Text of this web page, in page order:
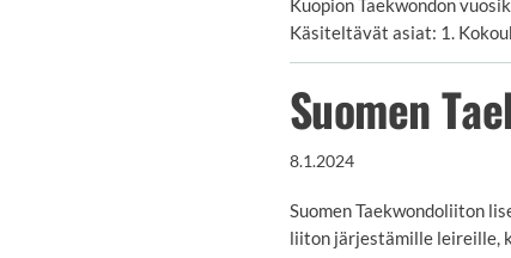
Kuopion Taekwondon
Käsiteltävät asiat: 1.
Suomen
8.1.2024
Suomen Taekwondoliiton
liiton järjestämille leireille,